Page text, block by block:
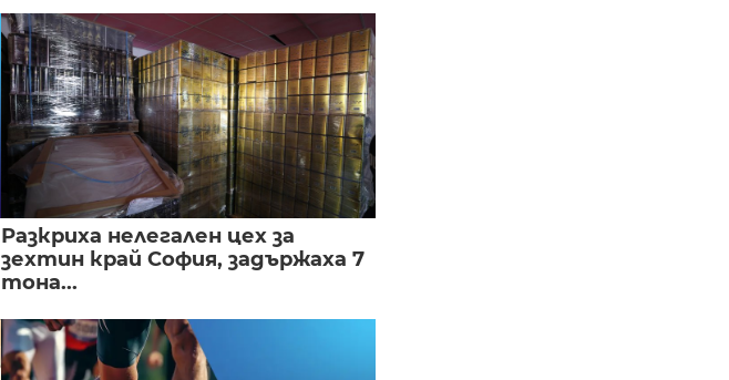
Разкриха нелегален цех за
зехтин край София, задържаха 7
тона...